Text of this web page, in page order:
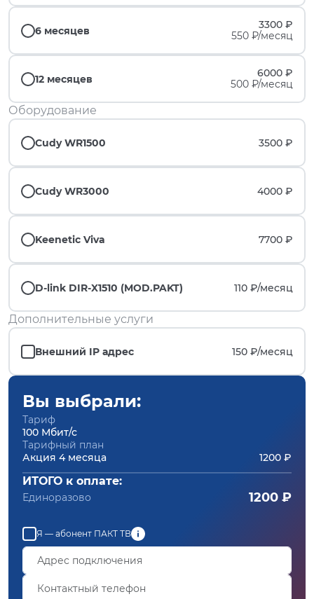
6 месяцев
3300 ₽
550 ₽/месяц
12 месяцев
6000 ₽
500 ₽/месяц
Оборудование
Cudy WR1500 3500 ₽
Cudy WR3000 4000 ₽
Keenetic Viva 7700 ₽
D-link DIR-X1510 (MOD.PAKT) 110 ₽/месяц
Дополнительные услуги
Внешний IP адрес 150 ₽/месяц
Вы выбрали:
Тариф
100 Мбит/с
Тарифный план
Акция 4 месяца
1200 ₽
ИТОГО к оплате:
Единоразово 1200 ₽
Я — абонент ПАКТ ТВ